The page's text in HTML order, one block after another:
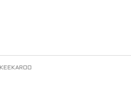
KEEKAROO